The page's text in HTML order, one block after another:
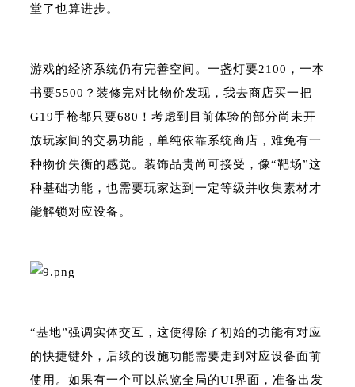
堂了也算进步。
游戏的经济系统仍有完善空间。一盏灯要2100，一本
书要5500？装修完对比物价发现，我去商店买一把
G19手枪都只要680！考虑到目前体验的部分尚未开
放玩家间的交易功能，单纯依靠系统商店，难免有一
种物价失衡的感觉。装饰品贵尚可接受，像“靶场”这
种基础功能，也需要玩家达到一定等级并收集素材才
能解锁对应设备。
“基地”强调实体交互，这使得除了初始的功能有对应
的快捷键外，后续的设施功能需要走到对应设备面前
使用。如果有一个可以总览全局的UI界面，准备出发